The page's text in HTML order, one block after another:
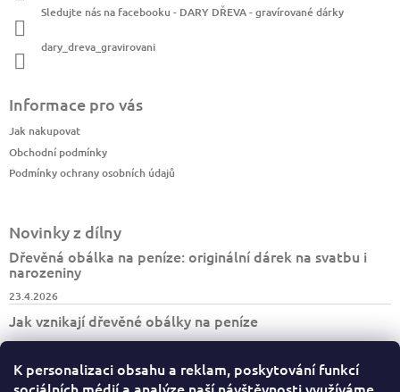
K personalizaci obsahu a reklam, poskytování funkcí
Sledujte nás na facebooku - DARY DŘEVA - gravírované dárky
dary_dreva_gravirovani
Informace pro vás
Jak nakupovat
Obchodní podmínky
Podmínky ochrany osobních údajů
Novinky z dílny
Dřevěná obálka na peníze: originální dárek na svatbu i
narozeniny
23.4.2026
Jak vznikají dřevěné obálky na peníze
7.4.2026
Jak vzniká turistický deník BESKYDY